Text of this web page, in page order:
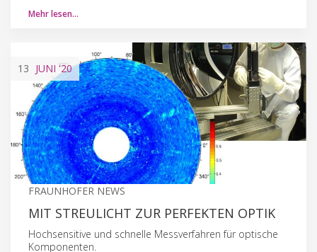
Mehr lesen…
13 JUNI '20
FRAUNHOFER NEWS
MIT STREULICHT ZUR PERFEKTEN OPTIK
Hochsensitive und schnelle Messverfahren für optische
Komponenten.